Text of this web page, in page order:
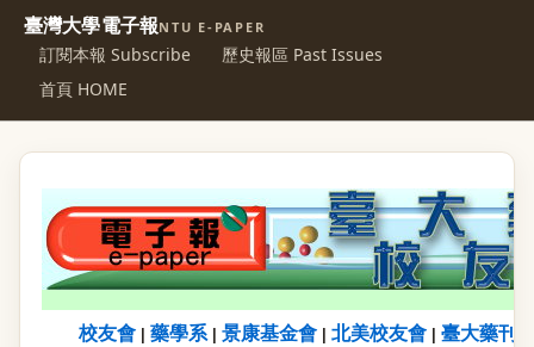
臺灣大學電子報NTU E-PAPER
訂閱本報 Subscribe
歷史報區 Past Issues
首頁 HOME
校友會 藥學系| 景康基金會 北美校友會 臺大藥刊